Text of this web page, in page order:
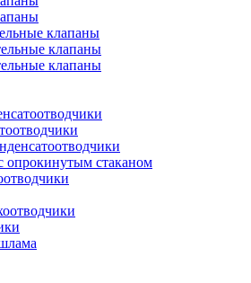
клапаны
клапаны
клапаны
опрокинутым стаканом